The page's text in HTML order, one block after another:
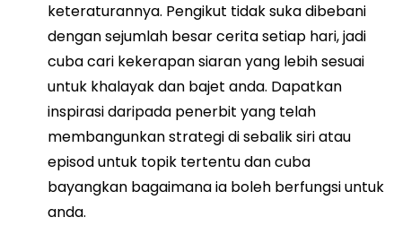
keteraturannya. Pengikut tidak suka dibebani
dengan sejumlah besar cerita setiap hari, jadi
cuba cari kekerapan siaran yang lebih sesuai
untuk khalayak dan bajet anda. Dapatkan
inspirasi daripada penerbit yang telah
membangunkan strategi di sebalik siri atau
episod untuk topik tertentu dan cuba
bayangkan bagaimana ia boleh berfungsi untuk
anda.